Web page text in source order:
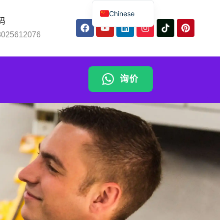
询价
Chinese
English
Arabic
Portuguese
Indonesian